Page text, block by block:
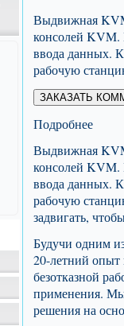
Выдвижная
консолей KVM.
ввода данных.
рабочую
ЗАКАЗАТЬ
Подробнее
Выдвижная
консолей KVM.
ввода данных.
рабочую
задвигать,
Будучи одним
20-летний опыт
безотказной
применения. Мы
решения на